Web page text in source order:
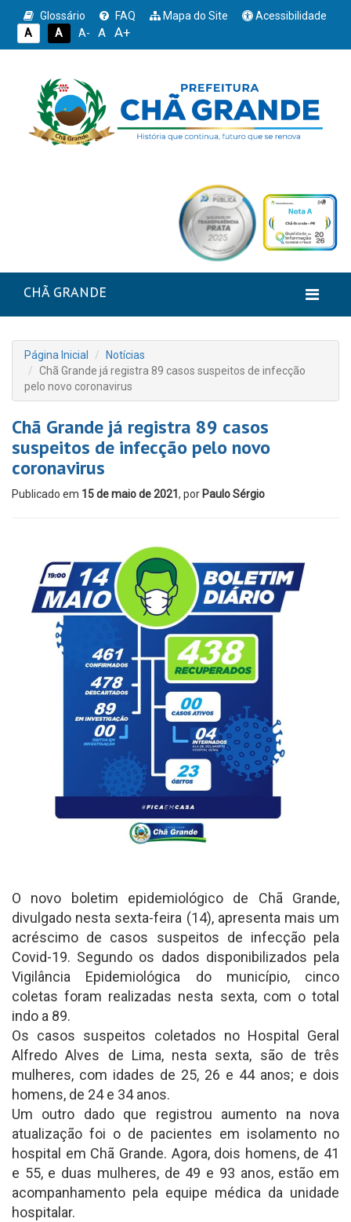
Glossário FAQ Mapa do Site
Acessibilidade
A
A A- A A+
CHÃ GRANDE
Página Inicial
Notícias
Chã Grande já registra 89 casos suspeitos de infecção
pelo novo coronavirus
Chã Grande já registra 89 casos
suspeitos de infecção pelo novo
coronavirus
Publicado em 15 de maio de 2021 , por Paulo Sérgio
O novo boletim epidemiológico de Chã Grande,
divulgado nesta sexta-feira (14), apresenta mais um
acréscimo de casos suspeitos de infecção pela
Covid-19. Segundo os dados disponibilizados pela
Vigilância Epidemiológica do município, cinco
coletas foram realizadas nesta sexta, com o total
indo a 89.
Os casos suspeitos coletados no Hospital Geral
Alfredo Alves de Lima, nesta sexta, são de três
mulheres, com idades de 25, 26 e 44 anos; e dois
homens, de 24 e 34 anos.
Um outro dado que registrou aumento na nova
atualização foi o de pacientes em isolamento no
hospital em Chã Grande. Agora, dois homens, de 41
e 55, e duas mulheres, de 49 e 93 anos, estão em
acompanhamento pela equipe médica da unidade
hospitalar.